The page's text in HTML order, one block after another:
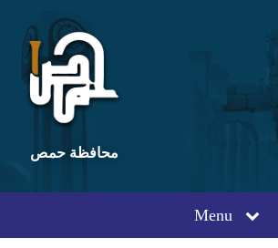
content
main
navigation
footer
محافظة حمص
Menu